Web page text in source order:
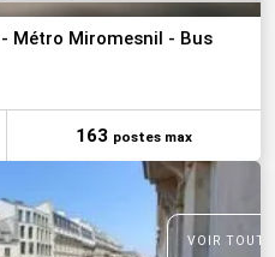
Métro Miromesnil - Bus
163 postes max
VOIR